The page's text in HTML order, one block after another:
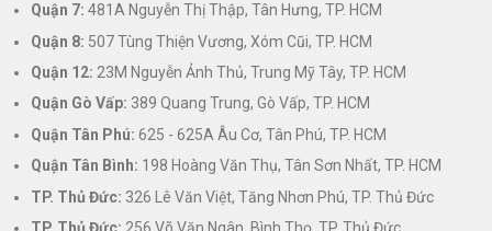
Quận 7: 481A Nguyễn Thị Thập, Tân Hưng, TP. HCM
Quận 8: 507 Tùng Thiện Vương, Xóm Cũi, TP. HCM
Quận 12: 23M Nguyễn Ảnh Thủ, Trung Mỹ Tây, TP. HCM
Quận Gò Vấp: 389 Quang Trung, Gò Vấp, TP. HCM
Quận Tân Phú: 625 - 625A Âu Cơ, Tân Phú, TP. HCM
Quận Tân Bình: 198 Hoàng Văn Thụ, Tân Sơn Nhất, TP. HCM
TP. Thủ Đức: 326 Lê Văn Việt, Tăng Nhơn Phú, TP. Thủ Đức